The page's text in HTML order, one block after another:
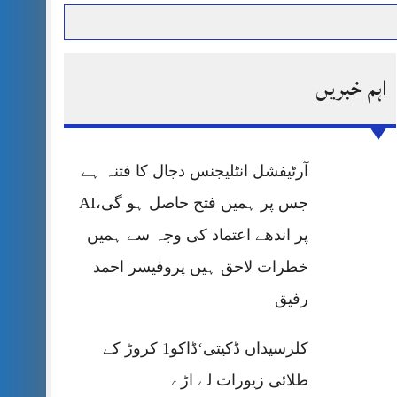
پر قربان
اہم خبریں
آرٹیفشل انٹلیجنس دجال کا فتنہ ہے
جس پر ہمیں فتح حاصل ہو گی،AI
پر اندھے اعتماد کی وجہ سے ہمیں
خطرات لاحق ہیں پروفیسر احمد
رفیق
کلرسیداں ڈکیتی‘ڈاکو1 کروڑ کے
طلائی زیورات لے اڑے